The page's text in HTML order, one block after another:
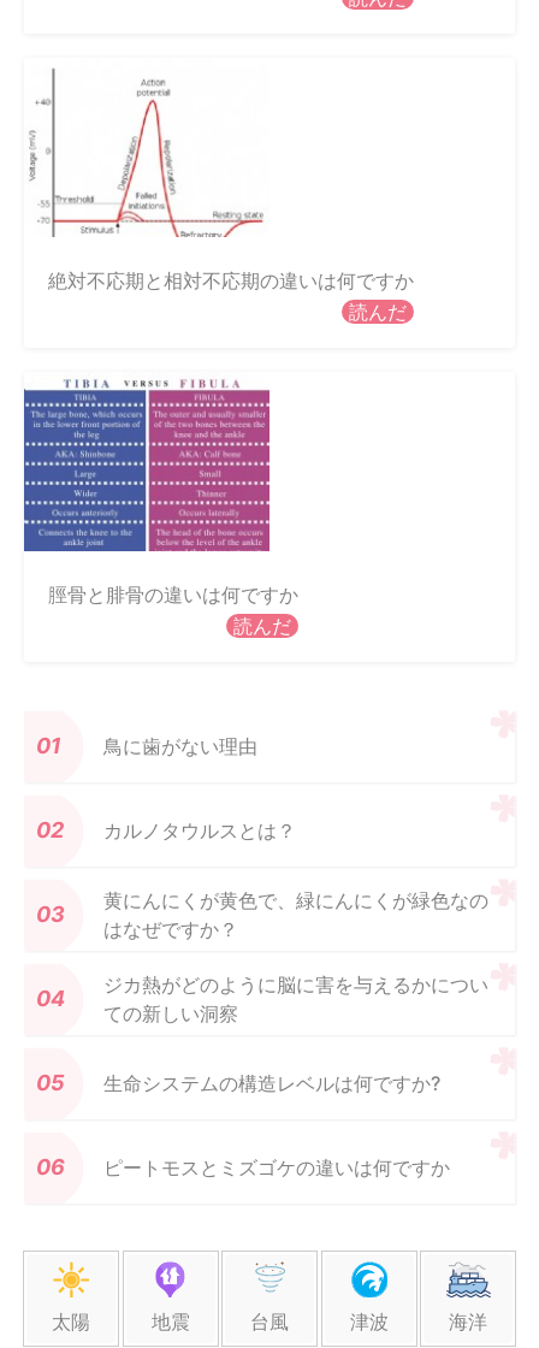
絶対不応期と相対不応期の違いは何ですか
読んだ
脛骨と腓骨の違いは何ですか
読んだ
鳥に歯がない理由
カルノタウルスとは？
黄にんにくが黄色で、緑にんにくが緑色なの
はなぜですか？
ジカ熱がどのように脳に害を与えるかについ
ての新しい洞察
生命システムの構造レベルは何ですか?
ピートモスとミズゴケの違いは何ですか
太陽 地震 台風 津波 海洋